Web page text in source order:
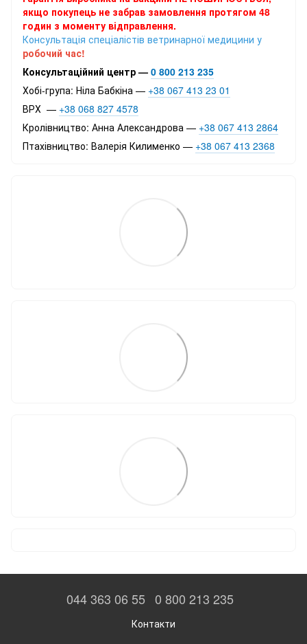
якщо покупець не забрав замовлення протягом 48
годин з моменту відправлення.
Консультація спеціалістів ветринарної медицини у
робочий час!
Консультаційний центр — 0 800 213 235
Хобі-група: Ніла Бабкіна — +38 067 413 23 01
ВРХ — +38 068 827 4578
Кролівництво: Анна Александрова — +38 067 413 2864
Птахівництво: Валерія Килименко — +38 067 413 2368
044 363 06 55 0 800 213 235
Контакти